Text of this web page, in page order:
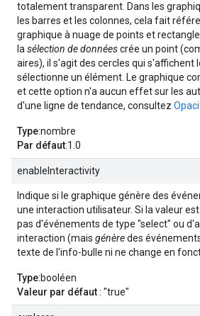
totalement transparent. Dans les
les barres et les colonnes, cela fait
graphique à nuage de points et
la sélection de donnéescrée un point
aires), il s'agit des cercles qui
sélectionne un élément. Le graphique
et cette option n'a aucun effet sur les
d'une ligne de tendance, consultez
Type:nombre
Par défaut:1.0
enableInteractivity
Indique si le graphique génère des
une interaction utilisateur. Si la valeur
pas d'événements de type "select" ou
interaction (mais génèredes
texte de l'info-bulle ni ne change en
Type:booléen
Valeur par défaut: "true"